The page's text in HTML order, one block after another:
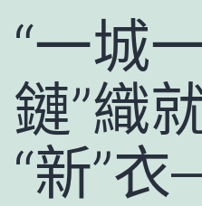
“一城
鏈”織
“新”